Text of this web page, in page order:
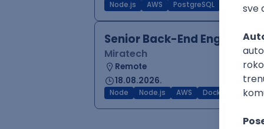
Node.js AWS PostgreSQL SIP
Senior Back-End Engineer
Miratech
Remote
18.08.2026.
Node Node.js AWS Docker